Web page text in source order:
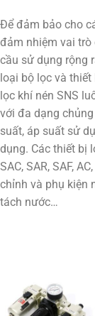
Để đảm bảo cho
đảm nhiệm vai
cầu sử dụng rộng
loại bộ lọc và
lọc khí nén SNS
với đa dạng
suất, áp suất sử
dụng. Các thiết bị
SAC, SAR, SAF,
chỉnh và phụ kiện
tách nước…